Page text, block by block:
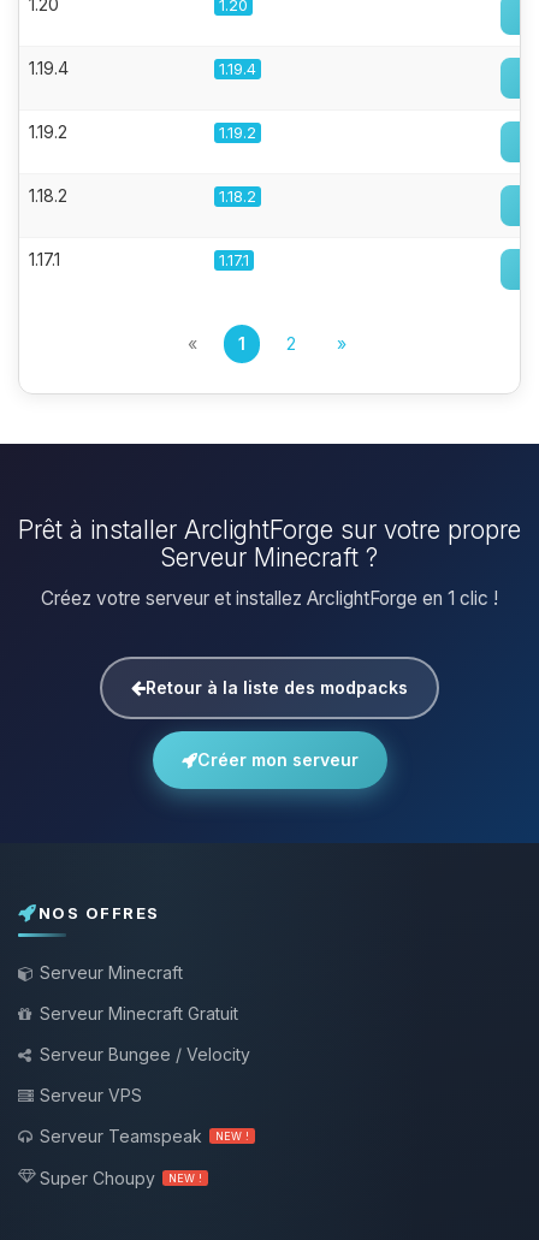
1.20 1.20
1.19.4 1.19.4
1.19.2 1.19.2
1.18.2 1.18.2
1.17.1 1.17.1
« 1 2 »
Prêt à installer ArclightForge sur votre propre
Serveur Minecraft ?
Créez votre serveur et installez ArclightForge en 1 clic !
Retour à la liste des modpacks
Créer mon serveur
NOS OFFRES
Serveur Minecraft
Serveur Minecraft Gratuit
Serveur Bungee / Velocity
Serveur VPS
Serveur Teamspeak
NEW !
Super Choupy NEW !